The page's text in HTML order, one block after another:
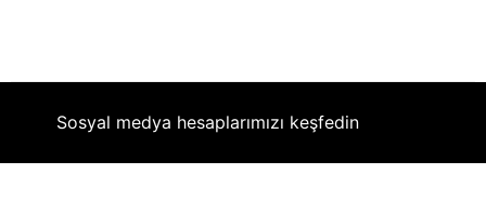
Sosyal medya hesaplarımızı keşfedin